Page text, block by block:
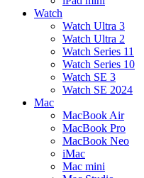
Watch
Watch Ultra 3
Watch Ultra 2
Watch Series 11
Watch Series 10
Watch SE 3
Watch SE 2024
Mac
MacBook Air
MacBook Pro
MacBook Neo
iMac
Mac mini